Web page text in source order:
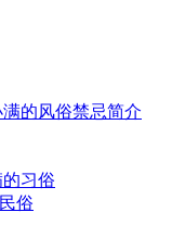
的风俗禁忌简介
习俗
俗